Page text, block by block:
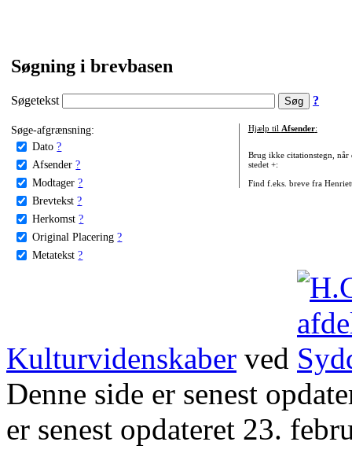
Søgning i brevbasen
Søgetekst ?
Søge-afgrænsning:
Dato ?
Afsender ?
Modtager ?
Brevtekst ?
Herkomst ?
Original Placering ?
Metatekst ?
Hjælp til Afsender:
Brug ikke citationstegn, når
stedet +:
Find f.eks. breve fra
Kulturvidenskaber ved
Denne side er senest
er senest opdateret 23.